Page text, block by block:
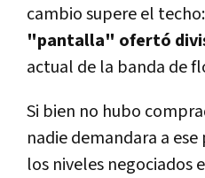
cambio supere el
"pantalla" ofertó
actual de la banda de
Si bien no hubo
nadie demandara a
los niveles negociados